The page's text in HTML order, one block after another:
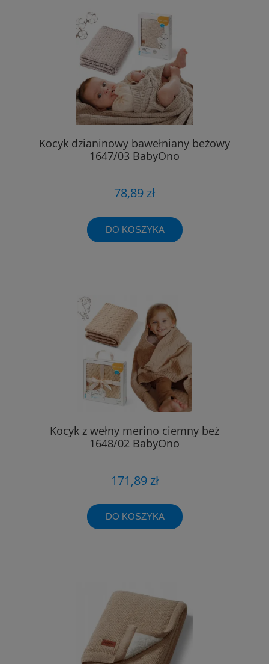
Kocyk dzianinowy bawełniany beżowy
1647/03 BabyOno
78,89 zł
DO KOSZYKA
Kocyk z wełny merino ciemny beż
1648/02 BabyOno
171,89 zł
DO KOSZYKA